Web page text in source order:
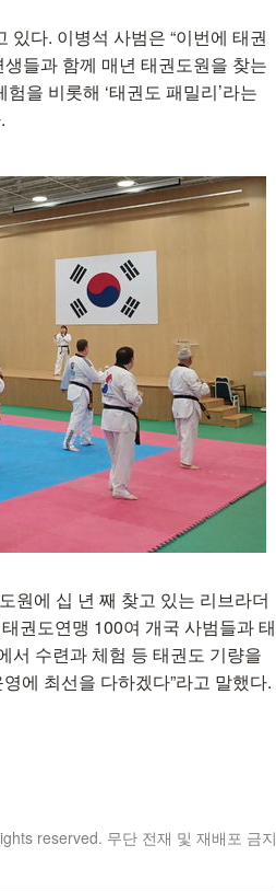
다. 이병석 사범은 “이번에 태권
들과 함께 매년 태권도원을 찾는
을 비롯해 ‘태권도 패밀리’라는
원에 십 년 째 찾고 있는 리브라더
권도연맹 100여 개국 사범들과 태
서 수련과 체험 등 태권도 기량을
에 최선을 다하겠다”라고 말했다.
reserved. 무단 전재 및 재배포 금지